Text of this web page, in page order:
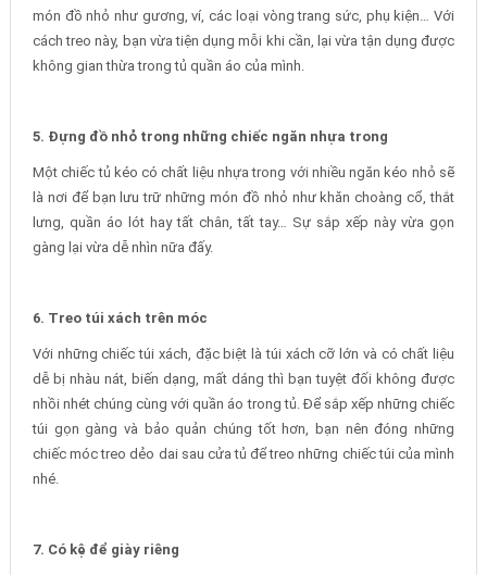
món đồ nhỏ như gương, ví, các loại vòng trang sức, phụ kiện… Với
cách treo này, bạn vừa tiện dụng mỗi khi cần, lại vừa tận dụng được
không gian thừa trong tủ quần áo của mình.
5. Đựng đồ nhỏ trong những chiếc ngăn nhựa trong
Một chiếc tủ kéo có chất liệu nhựa trong với nhiều ngăn kéo nhỏ sẽ
là nơi để bạn lưu trữ những món đồ nhỏ như khăn choàng cổ, thắt
lưng, quần áo lót hay tất chân, tất tay… Sự sắp xếp này vừa gọn
gàng lại vừa dễ nhìn nữa đấy.
6. Treo túi xách trên móc
Với những chiếc túi xách, đặc biệt là túi xách cỡ lớn và có chất liệu
dễ bị nhàu nát, biến dạng, mất dáng thì bạn tuyệt đối không được
nhồi nhét chúng cùng với quần áo trong tủ. Để sắp xếp những chiếc
túi gọn gàng và bảo quản chúng tốt hơn, bạn nên đóng những
chiếc móc treo dẻo dai sau cửa tủ để treo những chiếc túi của mình
nhé.
7. Có kệ để giày riêng